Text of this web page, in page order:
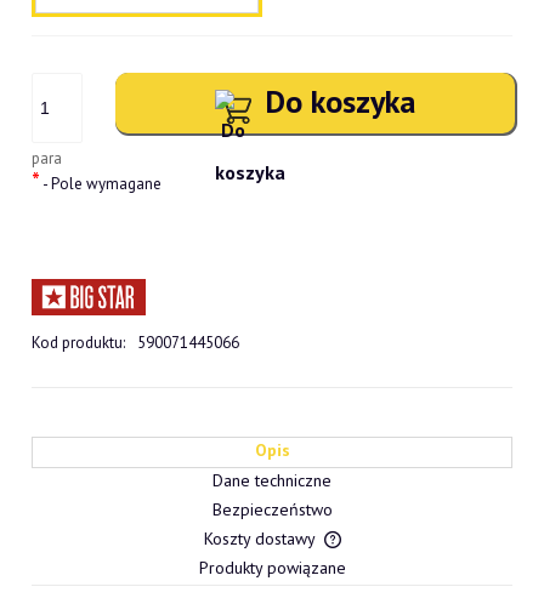
para
Do koszyka
* - Pole wymagane
Kod produktu: 590071445066
Opis
Dane techniczne
Bezpieczeństwo
Koszty dostawy
Produkty powiązane